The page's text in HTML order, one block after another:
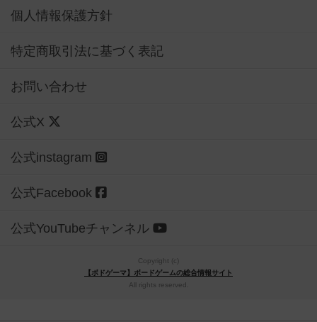
個人情報保護方針
特定商取引法に基づく表記
お問い合わせ
公式X
公式instagram
公式Facebook
公式YouTubeチャンネル
Copyright (c)
【ボドゲーマ】ボードゲームの総合情報サイト
All rights reserved.